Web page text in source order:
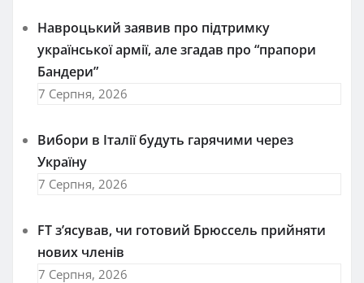
Навроцький заявив про підтримку
української армії, але згадав про “прапори
Бандери”
7 Серпня, 2026
Вибори в Італії будуть гарячими через
Україну
7 Серпня, 2026
FT зʼясував, чи готовий Брюссель прийняти
нових членів
7 Серпня, 2026